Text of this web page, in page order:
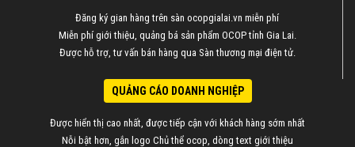
Đăng ký gian hàng trên sàn ocopgialai.vn miễn phí
Miễn phí giới thiệu, quảng bá sản phẩm OCOP tỉnh Gia Lai.
Được hỗ trợ, tư vấn bán hàng qua Sàn thương mại điện tử.
QUẢNG CÁO DOANH NGHIỆP
Được hiển thị cao nhất, được tiếp cận với khách hàng sớm nhất
Nỗi bật hơn, gắn logo Chủ thể ocop, dòng text giới thiệu